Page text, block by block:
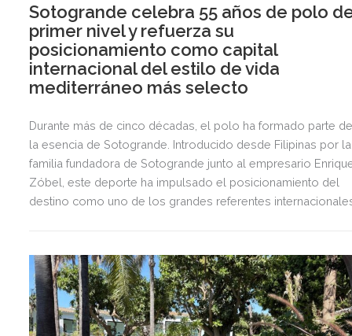
Sotogrande celebra 55 años de polo
primer nivel y refuerza su
posicionamiento como capital
internacional del estilo de vida
mediterráneo más selecto
Durante más de cinco décadas, el polo ha formado parte
la esencia de Sotogrande. Introducido desde Filipinas por la
familia fundadora de Sotogrande junto al empresario
Zóbel, este deporte ha impulsado el posicionamiento del
destino como uno de los grandes referentes
exclusiva agenda social.